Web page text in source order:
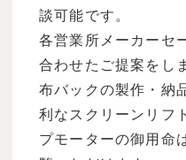
談可能です。
各営業所メーカーセ
合わせたご提案をし
布バックの製作・納
利なスクリーンリフ
プモーターの御用命